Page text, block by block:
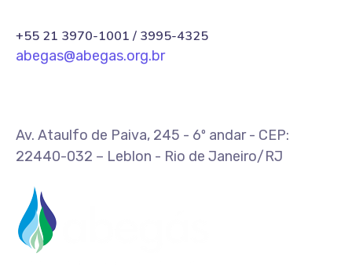
+55 21 3970-1001 / 3995-4325
abegas@abegas.org.br
Av. Ataulfo de Paiva, 245 - 6º andar - CEP:
22440-032 – Leblon - Rio de Janeiro/RJ